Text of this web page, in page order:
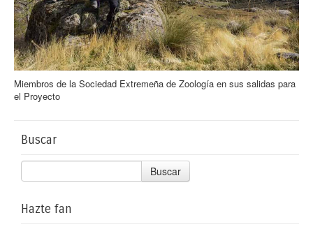
Miembros de la Sociedad Extremeña de Zoología en sus salidas para
el Proyecto
Buscar
Buscar
Hazte fan